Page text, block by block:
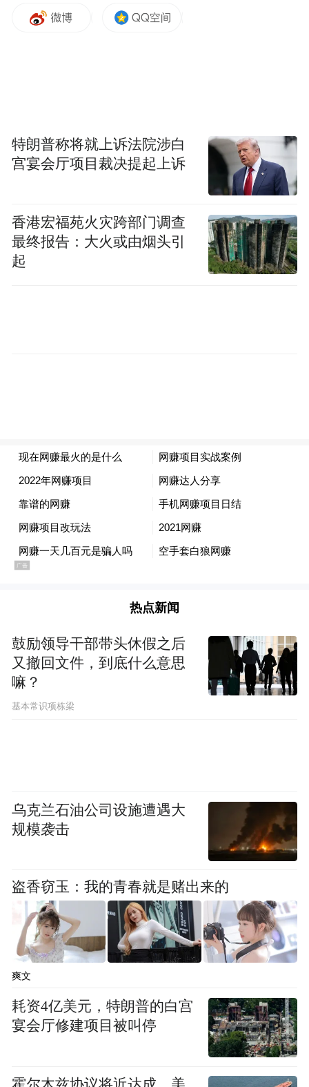
西海岸新区作为青岛经济版图中最重要的一
块，其规模以上工业行业如重化工、运输设
造业和计算机等行业在前8月表现优异，成为
全区经济增长的稳定器。
城阳区位居排行榜第三位，该区地处青岛市
区北部，总面积553.2平方千米，常住人口突
破110万。近年来，城阳区扩大招商引资力
度。2022年7月8日，青岛高新区举行2022年
上半年重点产业项目集中签约活动，
及医疗医药、新一代信息技术、人工智能+高
其中亿元以上项目12个，将推动青岛高新区
产业延链、补链、强链，加速区域产业“全链
式”发展，也将进一步为城阳区经济发展贡献
了稳定增长极。
经济发展高质量铸就财政收入高目标
财政收入支撑着政府运行和民生支出，而经
济发展的质量，也极大体现着区域整体发展
的实力水平。
作为国家级新区的西海岸新区，充分发挥国
家战略叠加效应，强化产业的高质量发展，
持续领跑青岛市财政收入。
值得一提的是崂山区，
今年上半年不仅5.2%
的GDP同比增速领跑十区市，其前8月财政收
入同样表现出色， 足以证明崂山区的发展不
特朗普称将就上诉法院涉白
宫宴会厅项目裁决提起上诉
香港宏福苑火灾跨部门调查
最终报告：大火或由烟头引
起
热点新闻
鼓励领导干部带头休假之后
又撤回文件，到底什么意思
嘛？
基本常识项栋梁
乌克兰石油公司设施遭遇大
规模袭击
盗香窃玉：我的青春就是赌出来的
爽文
耗资4亿美元，特朗普的白宫
宴会厅修建项目被叫停